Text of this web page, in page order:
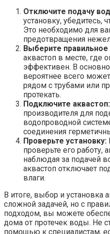
Отключите подачу
установку, убедитесь,
Это необходимо для
предотвращения
Выберите
аквастоп в месте, где
эффективен. В
вероятнее всего
рядом с трубами или
протекать.
Подключите аквастоп:
производителя для
водопроводной
соединения
Проверьте установку:
проверьте его работу,
наблюдая за подачей
аквастоп отключает
влаги.
В итоге, выбор и установка
сложной задачей, но с
подходом, вы можете
дома от протечек воды. Не
помощью к специалистам,